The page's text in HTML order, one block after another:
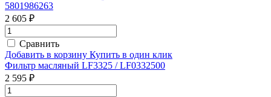
5801986263
2 605 ₽
Сравнить
Добавить в корзину Купить в один клик
Фильтр масляный LF3325 / LF0332500
2 595 ₽